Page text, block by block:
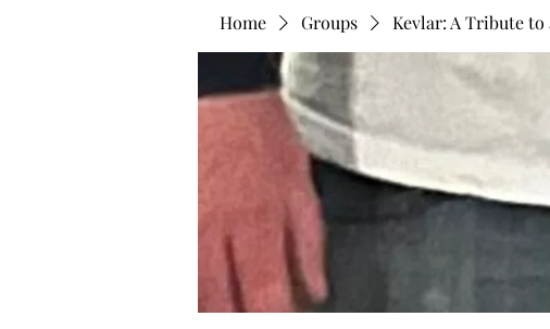
Home Groups Kevlar: A Tribute to